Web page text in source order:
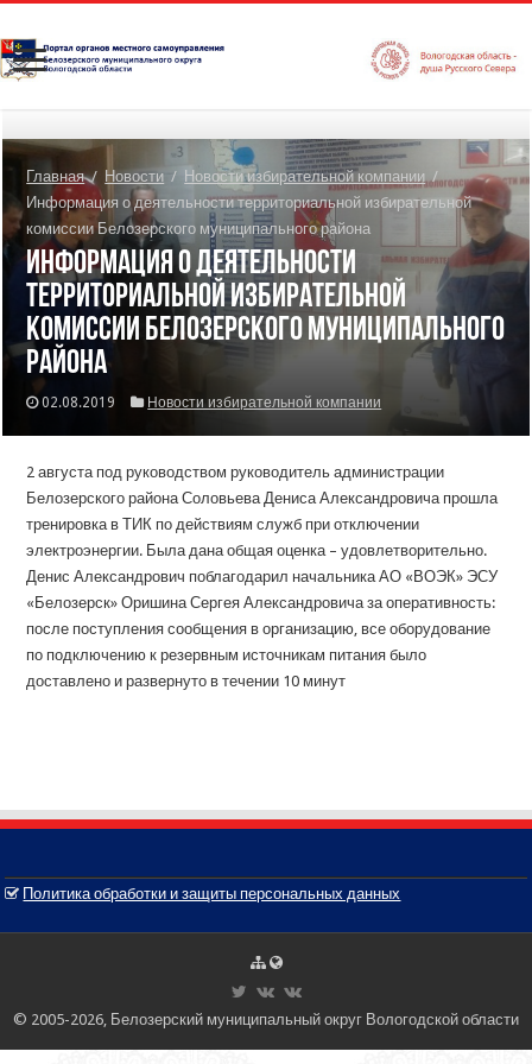
Главная / Новости / Новости избирательной компании /
Информация о деятельности территориальной избирательной
комиссии Белозерского муниципального района
Информация о деятельности
территориальной избирательной
комиссии Белозерского муниципального
района
02.08.2019 Новости избирательной компании
2 августа под руководством руководитель администрации
Белозерского района Соловьева Дениса Александровича прошла
тренировка в ТИК по действиям служб при отключении
электроэнергии. Была дана общая оценка – удовлетворительно.
Денис Александрович поблагодарил начальника АО «ВОЭК» ЭСУ
«Белозерск» Оришина Сергея Александровича за оперативность:
после поступления сообщения в организацию, все оборудование
по подключению к резервным источникам питания было
доставлено и развернуто в течении 10 минут
Политика обработки и защиты персональных данных
© 2005-2026, Белозерский муниципальный округ Вологодской области